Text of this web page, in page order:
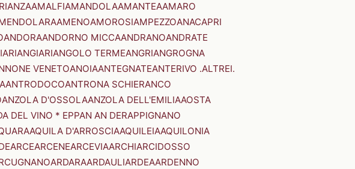
AMALFIAMANDOLAAMANTEAAMARO
AMENOAMOROSIAMPEZZOANACAPRI
ANDORAANDORNO MICCAANDRANOANDRATE
ANGIARIANGOLO TERMEANGRIANGROGNA
VENETOANOIAANTEGNATEANTERIVO .ALTREI.
ANTRODOCOANTRONA SCHIERANCO
ANZOLA D'OSSOLAANZOLA DELL'EMILIAAOSTA
DEL VINO * EPPAN AN DERAPPIGNANO
AQUILA D'ARROSCIAAQUILEIAAQUILONIA
ARCEARCENEARCEVIAARCHIARCIDOSSO
ARDARAARDAULIARDEAARDENNO